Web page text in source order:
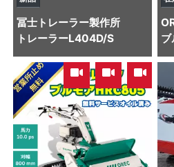
冨士トレーラー製作所
トレーラーL404D/S
, ,